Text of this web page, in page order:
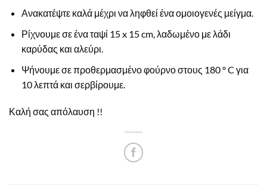
Ανακατέψτε καλά μέχρι να ληφθεί ένα ομοιογενές μείγμα.
Ρίχνουμε σε ένα ταψί 15 x 15 cm, λαδωμένο με λάδι
καρύδας και αλεύρι.
Ψήνουμε σε προθερμασμένο φούρνο στους 180 ° C για
10 λεπτά και σερβίρουμε.
Καλή σας απόλαυση !!